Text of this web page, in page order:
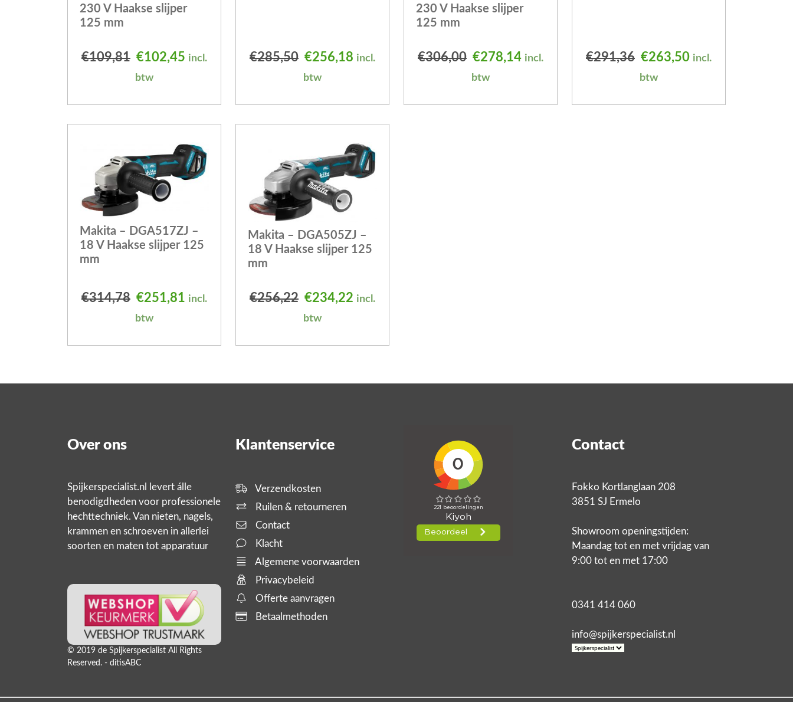
230 V Haakse slijper
125 mm
€109,81 Oorspronkelijke prijs was: €109,81.
€102,45 Huidige prijs is: €102,45.
incl.
btw
€285,50 Oorspronkelijke prijs was: €285,50.
€256,18 Huidige prijs is: €256,18.
incl.
btw
230 V Haakse slijper
125 mm
€306,00 Oorspronkelijke prijs was: €306,00.
€278,14Huidige prijs is: €278,14.
incl.
btw
€291,36 Oorspronkelijke prijs
€263,50Huidige prijs is:
incl.
btw
Makita – DGA517ZJ –
18 V Haakse slijper 125
mm
€314,78 Oorspronkelijke prijs was: €314,78.
€251,81 Huidige prijs is: €251,81.
incl.
btw
Makita – DGA505ZJ –
18 V Haakse slijper 125
mm
€256,22 Oorspronkelijke prijs was: €256,22.
€234,22 Huidige prijs is: €234,22.
incl.
btw
Over ons
Spijkerspecialist.nl levert álle
benodigdheden voor professionele
hechttechniek. Van nieten, nagels,
krammen en schroeven in allerlei
soorten en maten tot apparatuur
producten,
© 2019 de Spijkerspecialist All Rights
Reserved. - ditisABC
Klantenservice
Verzendkosten
Ruilen & retourneren
Contact
Klacht
Algemene voorwaarden
Privacybeleid
Offerte aanvragen
Betaalmethoden
Contact
Fokko Kortlanglaan 208
3851 SJ Ermelo
Showroom openingstijden:
Maandag tot en met vrijdag van
9:00 tot en met 17:00
0341 414 060
info@spijkerspecialist.nl